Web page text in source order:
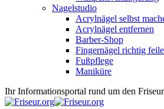
Nagelstudio
Acrylnägel selbst
Acrylnägel entfernen
Barber-Shop
Fingernägel richtig
Fußpflege
Maniküre
Ihr Informationsportal rund um den